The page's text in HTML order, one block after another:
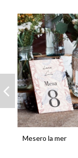
Mesero la mer